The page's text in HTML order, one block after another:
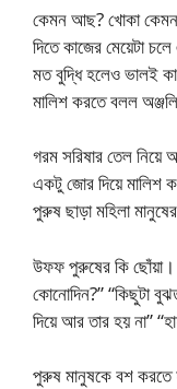
কেমন আছ? খোকা
দিতে কাজের মেয়েটা
মত বুদ্ধি হলেও ভালই
মালিশ করতে বলল
গরম সরিষার তেল
একটু জোর দিয়ে মালিশ
পুরুষ ছাড়া মহিলা
উফফ পুরুষের কি
কোনোদিন?” “কিছুটা
দিয়ে আর তার হয় না”
পুরুষ মানুষকে বশ